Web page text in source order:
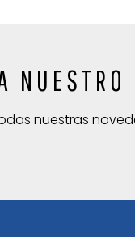
NUESTRO
nuestras